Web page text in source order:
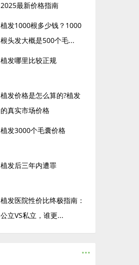
2025最新价格指南
植发1000根多少钱？1000
根头发大概是500个毛...
植发哪里比较正规
植发价格是怎么算的?植发
的真实市场价格
植发3000个毛囊价格
植发后三年内遭罪
植发医院性价比终极指南：
公立VS私立，谁更...
...